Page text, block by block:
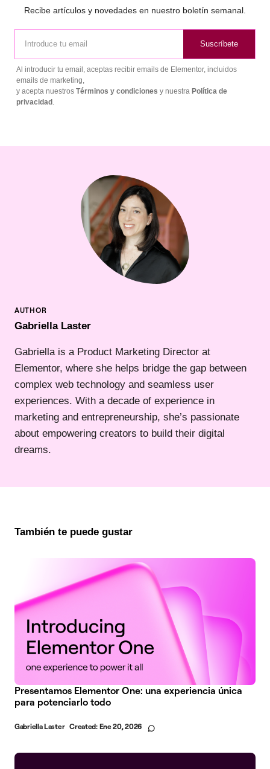
Recibe artículos y novedades en nuestro boletín semanal.
Suscríbete
Al introducir tu email, aceptas recibir emails de Elementor, incluidos
emails de marketing,
y acepta nuestros Términos y condiciones y nuestra Política de
privacidad .
Gabriella Laster
Gabriella is a Product Marketing Director at
Elementor, where she helps bridge the gap between
complex web technology and seamless user
experiences. With a decade of experience in
marketing and entrepreneurship, she’s passionate
about empowering creators to build their digital
dreams.
También te puede gustar
Presentamos Elementor One: una experiencia única
para potenciarlo todo
Gabriella Laster Created: Ene 20, 2026